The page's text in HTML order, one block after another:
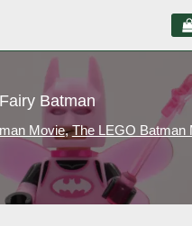
Batman
Movie,The LEGO Batman